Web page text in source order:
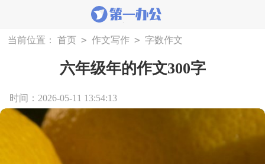
当前位置： 首页 > 作文写作 > 字数作文
六年级年的作文300字
时间：2026-05-11 13:54:13